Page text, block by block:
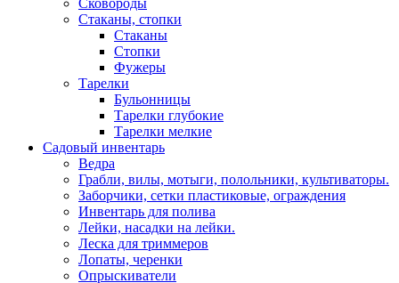
Стаканы, стопки
Стаканы
Стопки
Фужеры
Тарелки
Бульонницы
Тарелки глубокие
Тарелки мелкие
Садовый инвентарь
Ведра
Грабли, вилы, мотыги, полольники, культиваторы.
Заборчики, сетки пластиковые, ограждения
Инвентарь для полива
Лейки, насадки на лейки.
Леска для триммеров
Лопаты, черенки
Опрыскиватели